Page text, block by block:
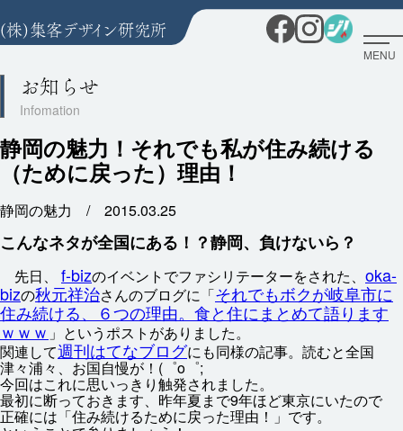
MENU
お知らせ
静岡の魅力！それでも私が住み続ける
（ために戻った）理由！
静岡の魅力 / 2015.03.25
こんなネタが全国にある！？静岡、 負けないら？
先日、 f-bizのイベントでファシリテーターをされた、 oka-
bizの秋元祥治さんのブログに「それでもボクが岐阜市に
住み続ける、６つの理由。 食と住にまとめて語ります
ｗｗｗ 」というポストがありました。
関連して週刊はてなブログにも同様の記事。 読むと全国
津々浦々 、お国自慢が！(゜o゜;
今回はこれに思いっきり触発されました。
最初に断っておきます、 昨年夏まで9年ほど東京にいたので
正確には「住み続けるために戻った理由 ！」です。